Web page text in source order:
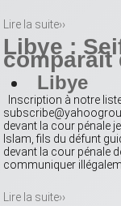
Lire la suite››
Libye :
comparaît
Libye
Inscription à notre
devant la cour pénale
Islam, fils du défunt
devant la cour pénale
communiquer
Lire la suite››